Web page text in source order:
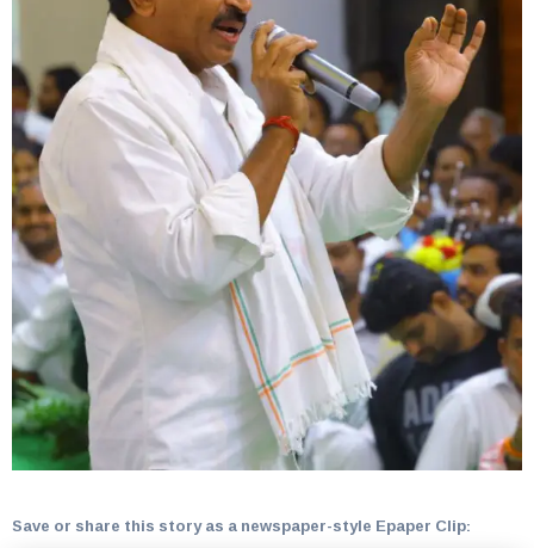
Save or share this story as a newspaper-style Epaper Clip: